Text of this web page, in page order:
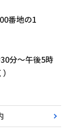
番地の1
分～午後5時